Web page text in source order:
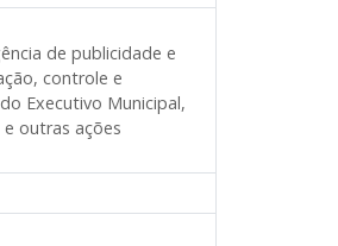
de publicidade e
controle e
Executivo Municipal,
outras ações